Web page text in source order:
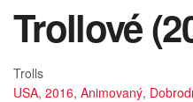
Trollové
Trolls
USA, 2016, Animovaný,